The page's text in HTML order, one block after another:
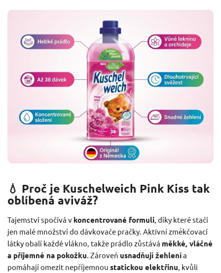
💧 Proč je Kuschelweich Pink Kiss tak
oblíbená aviváž?
Tajemství spočívá v koncentrované formuli , díky které stačí
jen malé množství do dávkovače pračky. Aktivní změkčovací
látky obalí každé vlákno, takže prádlo zůstává měkké, vláčné
a příjemné na pokožku . Zároveň usnadňují žehlenía
pomáhají omezit nepříjemnou statickou elektřinu , kvůli